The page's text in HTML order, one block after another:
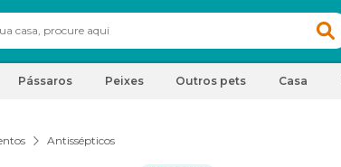
Pássaros Peixes Outros pets Casa
Antissépticos